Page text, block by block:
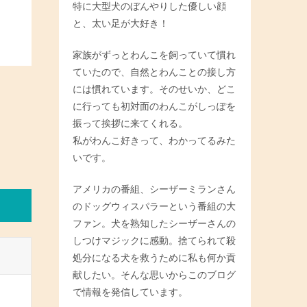
特に大型犬のぼんやりした優しい顔
と、太い足が大好き！
家族がずっとわんこを飼っていて慣れ
ていたので、自然とわんことの接し方
には慣れています。そのせいか、どこ
に行っても初対面のわんこがしっぽを
振って挨拶に来てくれる。
私がわんこ好きって、わかってるみた
いです。
アメリカの番組、シーザーミランさん
のドッグウィスパラーという番組の大
ファン。犬を熟知したシーザーさんの
しつけマジックに感動。捨てられて殺
処分になる犬を救うために私も何か貢
献したい。そんな思いからこのブログ
で情報を発信しています。